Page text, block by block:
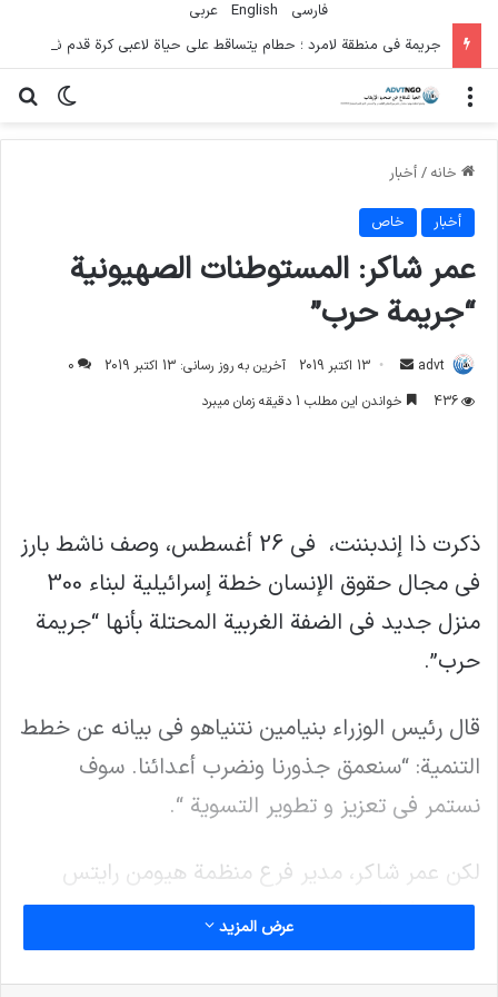
فارسی English
عربي
تغییر منو
خانه / أخبار
أخبار خاص
عمر شاكر: المستوطنات الصهيونية
“جريمة حرب”
advt
ارسال
ایمیل
13 اکتبر 2019 آخرین به روز رسانی: 13 اکتبر 2019
0
436
خواندن این مطلب 1 دقیقه زمان میبرد
ذكرت ذا إندبننت، في 26 أغسطس، وصف ناشط بارز
في مجال حقوق الإنسان خطة إسرائيلية لبناء 300
منزل جديد في الضفة الغربية المحتلة بأنها “جريمة
حرب”.
قال رئيس الوزراء بنيامين نتنياهو في بيانه عن خطط
التنمية: “سنعمق جذورنا ونضرب أعدائنا. سوف
نستمر في تعزيز و تطوير التسوية “.
لكن عمر شاكر، مدير فرع منظمة هيومن رايتس
ووتش في فلسطين المحتلة، طلب من المحكمة
الجنائية الدولية ملاحظة الخطط لإضافتها إلى ملف
قضية السيد نتنياهو.
عرض المزيد